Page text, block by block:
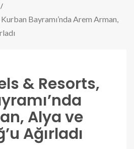
Bayramı’nda Arem Arman,
& Resorts,
Alya ve
Ağırladı